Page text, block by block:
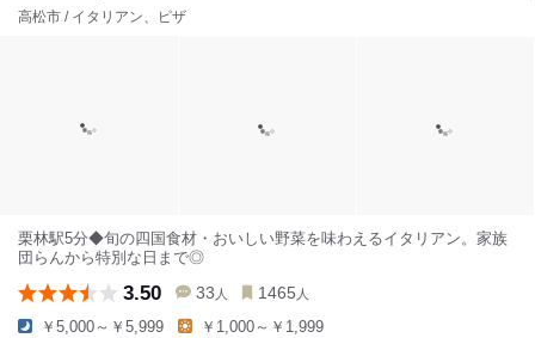
高松市 / イタリアン、ピザ
栗林駅5分◆旬の四国食材・おいしい野菜を味わえるイタリアン。家族
団らんから特別な日まで◎
3.50 33 人 1465 人
￥5,000～￥5,999 ￥1,000～￥1,999